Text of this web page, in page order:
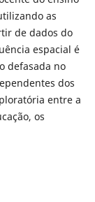
as
de dados do
espacial é
defasada no
dos
entre a
os